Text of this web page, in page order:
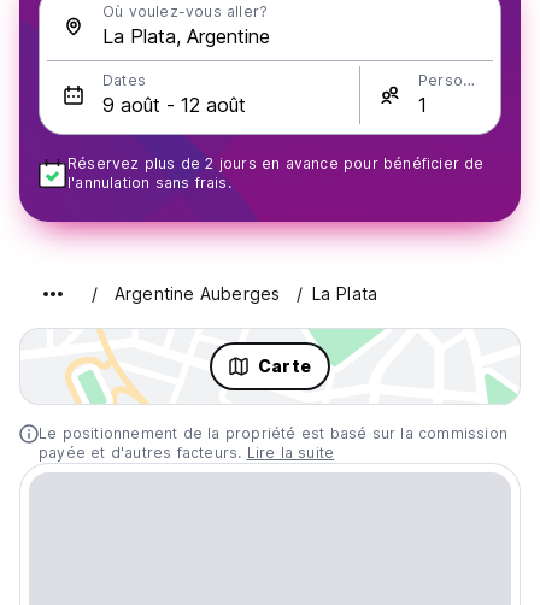
Où voulez-vous aller?
Dates Personnes
Réservez plus de 2 jours en avance pour bénéficier de
l'annulation sans frais.
Argentine Auberges La Plata
Carte
Le positionnement de la propriété est basé sur la commission
payée et d'autres facteurs. Lire la suite